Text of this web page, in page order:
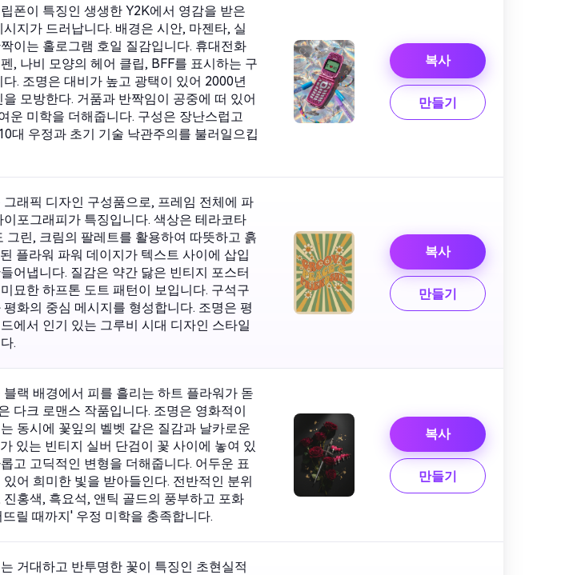
폰이 특징인 생생한 Y2K에서 영감을 받은
지가 드러납니다. 배경은 시안, 마젠타, 실
이는 홀로그램 호일 질감입니다. 휴대전화
, 나비 모양의 헤어 클립, BFF를 표시하는 구
. 조명은 대비가 높고 광택이 있어 2000년
모방한다. 거품과 반짝임이 공중에 떠 있어
운 미학을 더해줍니다. 구성은 장난스럽고
대 우정과 초기 기술 낙관주의를 불러일으킵
복사
만들기
래픽 디자인 구성품으로, 프레임 전체에 파
포그래피가 특징입니다. 색상은 테라코타
그린, 크림의 팔레트를 활용하여 따뜻하고 흙
플라워 파워 데이지가 텍스트 사이에 삽입
어냅니다. 질감은 약간 닳은 빈티지 포스터
묘한 하프톤 도트 패턴이 보입니다. 구석구
화의 중심 메시지를 형성합니다. 조명은 평
에서 인기 있는 그루비 시대 디자인 스타일
.
복사
만들기
랙 배경에서 피를 흘리는 하트 플라워가 돋
다크 로맨스 작품입니다. 조명은 영화적이
동시에 꽃잎의 벨벳 같은 질감과 날카로운
있는 빈티지 실버 단검이 꽃 사이에 놓여 있
고 고딕적인 변형을 더해줍니다. 어두운 표
어 희미한 빛을 받아들인다. 전반적인 분위
홍색, 흑요석, 앤틱 골드의 풍부하고 포화
릴 때까지' 우정 미학을 충족합니다.
복사
만들기
거대하고 반투명한 꽃이 특징인 초현실적